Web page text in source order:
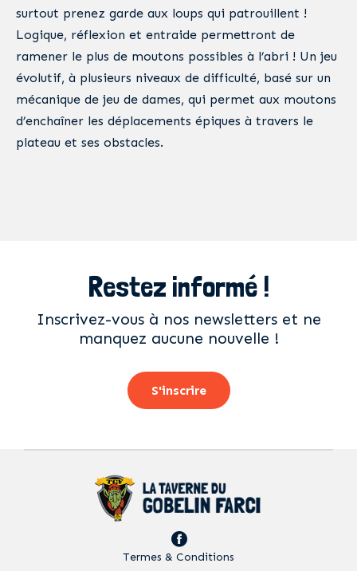
surtout prenez garde aux loups qui patrouillent !
Logique, réflexion et entraide permettront de
ramener le plus de moutons possibles à l’abri ! Un jeu
évolutif, à plusieurs niveaux de difficulté, basé sur un
mécanique de jeu de dames, qui permet aux moutons
d’enchaîner les déplacements épiques à travers le
plateau et ses obstacles.
Restez informé !
Inscrivez-vous à nos newsletters et ne
manquez aucune nouvelle !
S'inscrire
Termes & Conditions